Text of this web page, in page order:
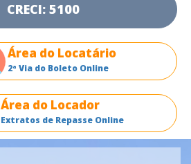
CRECI: 5100
Área do Locatário
2ª Via do Boleto Online
Área do Locador
Extratos de Repasse Online